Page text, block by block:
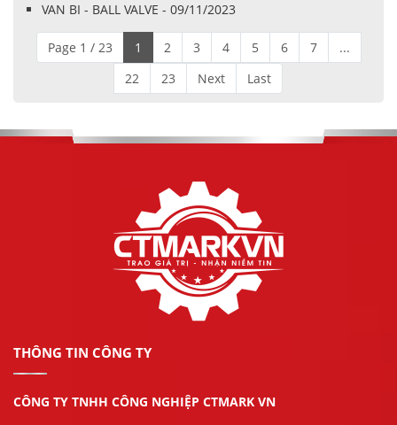
VAN BI - BALL VALVE - 09/11/2023
Page 1 / 23 1 2 3 4 5 6 7
...
22
23 Next Last
THÔNG TIN CÔNG TY
CÔNG TY TNHH CÔNG NGHIỆP CTMARK VN